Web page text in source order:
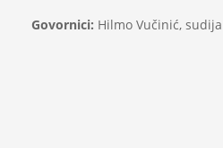
Govornici: Hilmo Vučinić,